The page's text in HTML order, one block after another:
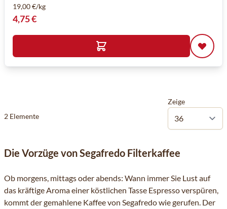
19,00 €/kg
4,75 €
2 Elemente
Zeige
Die Vorzüge von Segafredo Filterkaffee
Ob morgens, mittags oder abends: Wann immer Sie Lust auf
das kräftige Aroma einer köstlichen Tasse Espresso verspüren,
kommt der gemahlene Kaffee von Segafredowie gerufen. Der